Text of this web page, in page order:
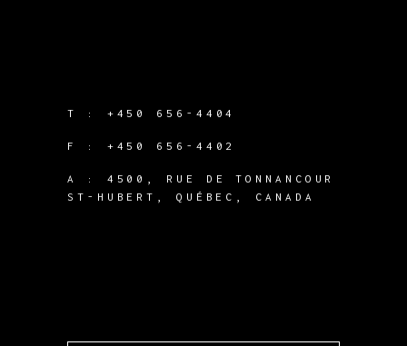
T : +450 656-4404
F : +450 656-4402
A : 4500, RUE DE TONNANCOUR
ST-HUBERT, QUÉBEC, CANADA